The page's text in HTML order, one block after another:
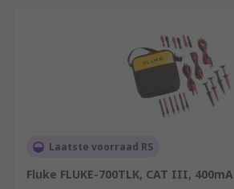
Laatste voorraad RS
Fluke FLUKE-700TLK, CAT III, 400mA